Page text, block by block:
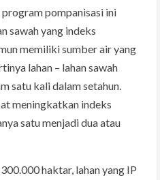
pompanisasi ini
sawah yang indeks
memiliki sumber air yang
lahan – lahan sawah
satu kali dalam setahun.
meningkatkan indeks
satu menjadi dua atau
haktar, lahan yang IP